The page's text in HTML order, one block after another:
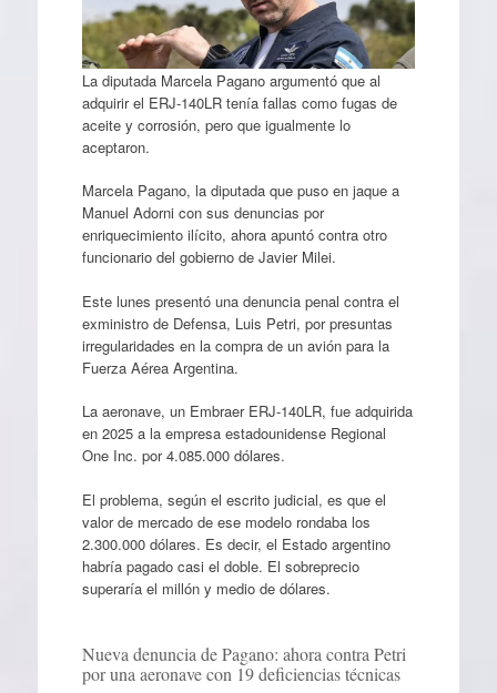
La diputada Marcela Pagano argumentó que al
adquirir el ERJ-140LR tenía fallas como fugas de
aceite y corrosión, pero que igualmente lo
aceptaron.
Marcela Pagano, la diputada que puso en jaque a
Manuel Adorni con sus denuncias por
enriquecimiento ilícito, ahora apuntó contra otro
funcionario del gobierno de Javier Milei.
Este lunes presentó una denuncia penal contra el
exministro de Defensa, Luis Petri, por presuntas
irregularidades en la compra de un avión para la
Fuerza Aérea Argentina.
La aeronave, un Embraer ERJ-140LR, fue adquirida
en 2025 a la empresa estadounidense Regional
One Inc. por 4.085.000 dólares.
El problema, según el escrito judicial, es que el
valor de mercado de ese modelo rondaba los
2.300.000 dólares. Es decir, el Estado argentino
habría pagado casi el doble. El sobreprecio
superaría el millón y medio de dólares.
Nueva denuncia de Pagano: ahora contra Petri
por una aeronave con 19 deficiencias técnicas